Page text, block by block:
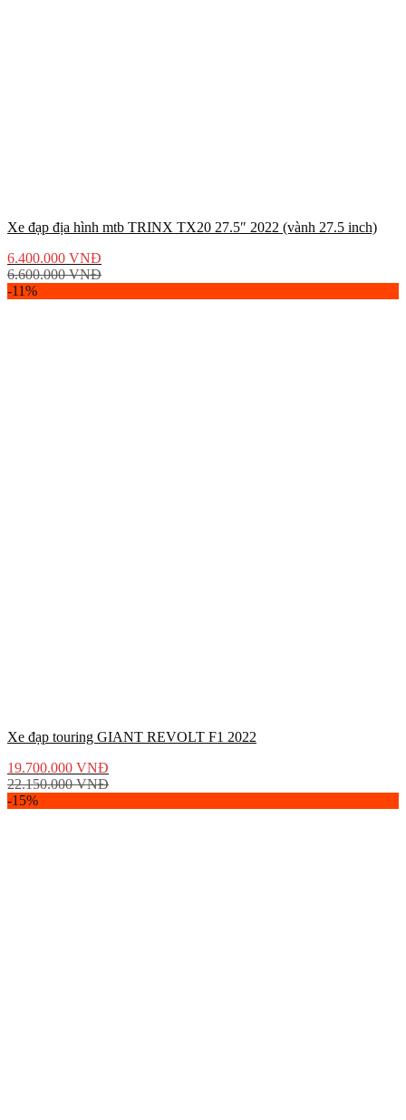
Xe đạp địa hình mtb TRINX TX20 27.5″ 2022 (vành 27.5 inch)
6.400.000 VNĐ
6.600.000VNĐ
-11%
Xe đạp touring GIANT REVOLT F1 2022
19.700.000 VNĐ
22.150.000VNĐ
-15%